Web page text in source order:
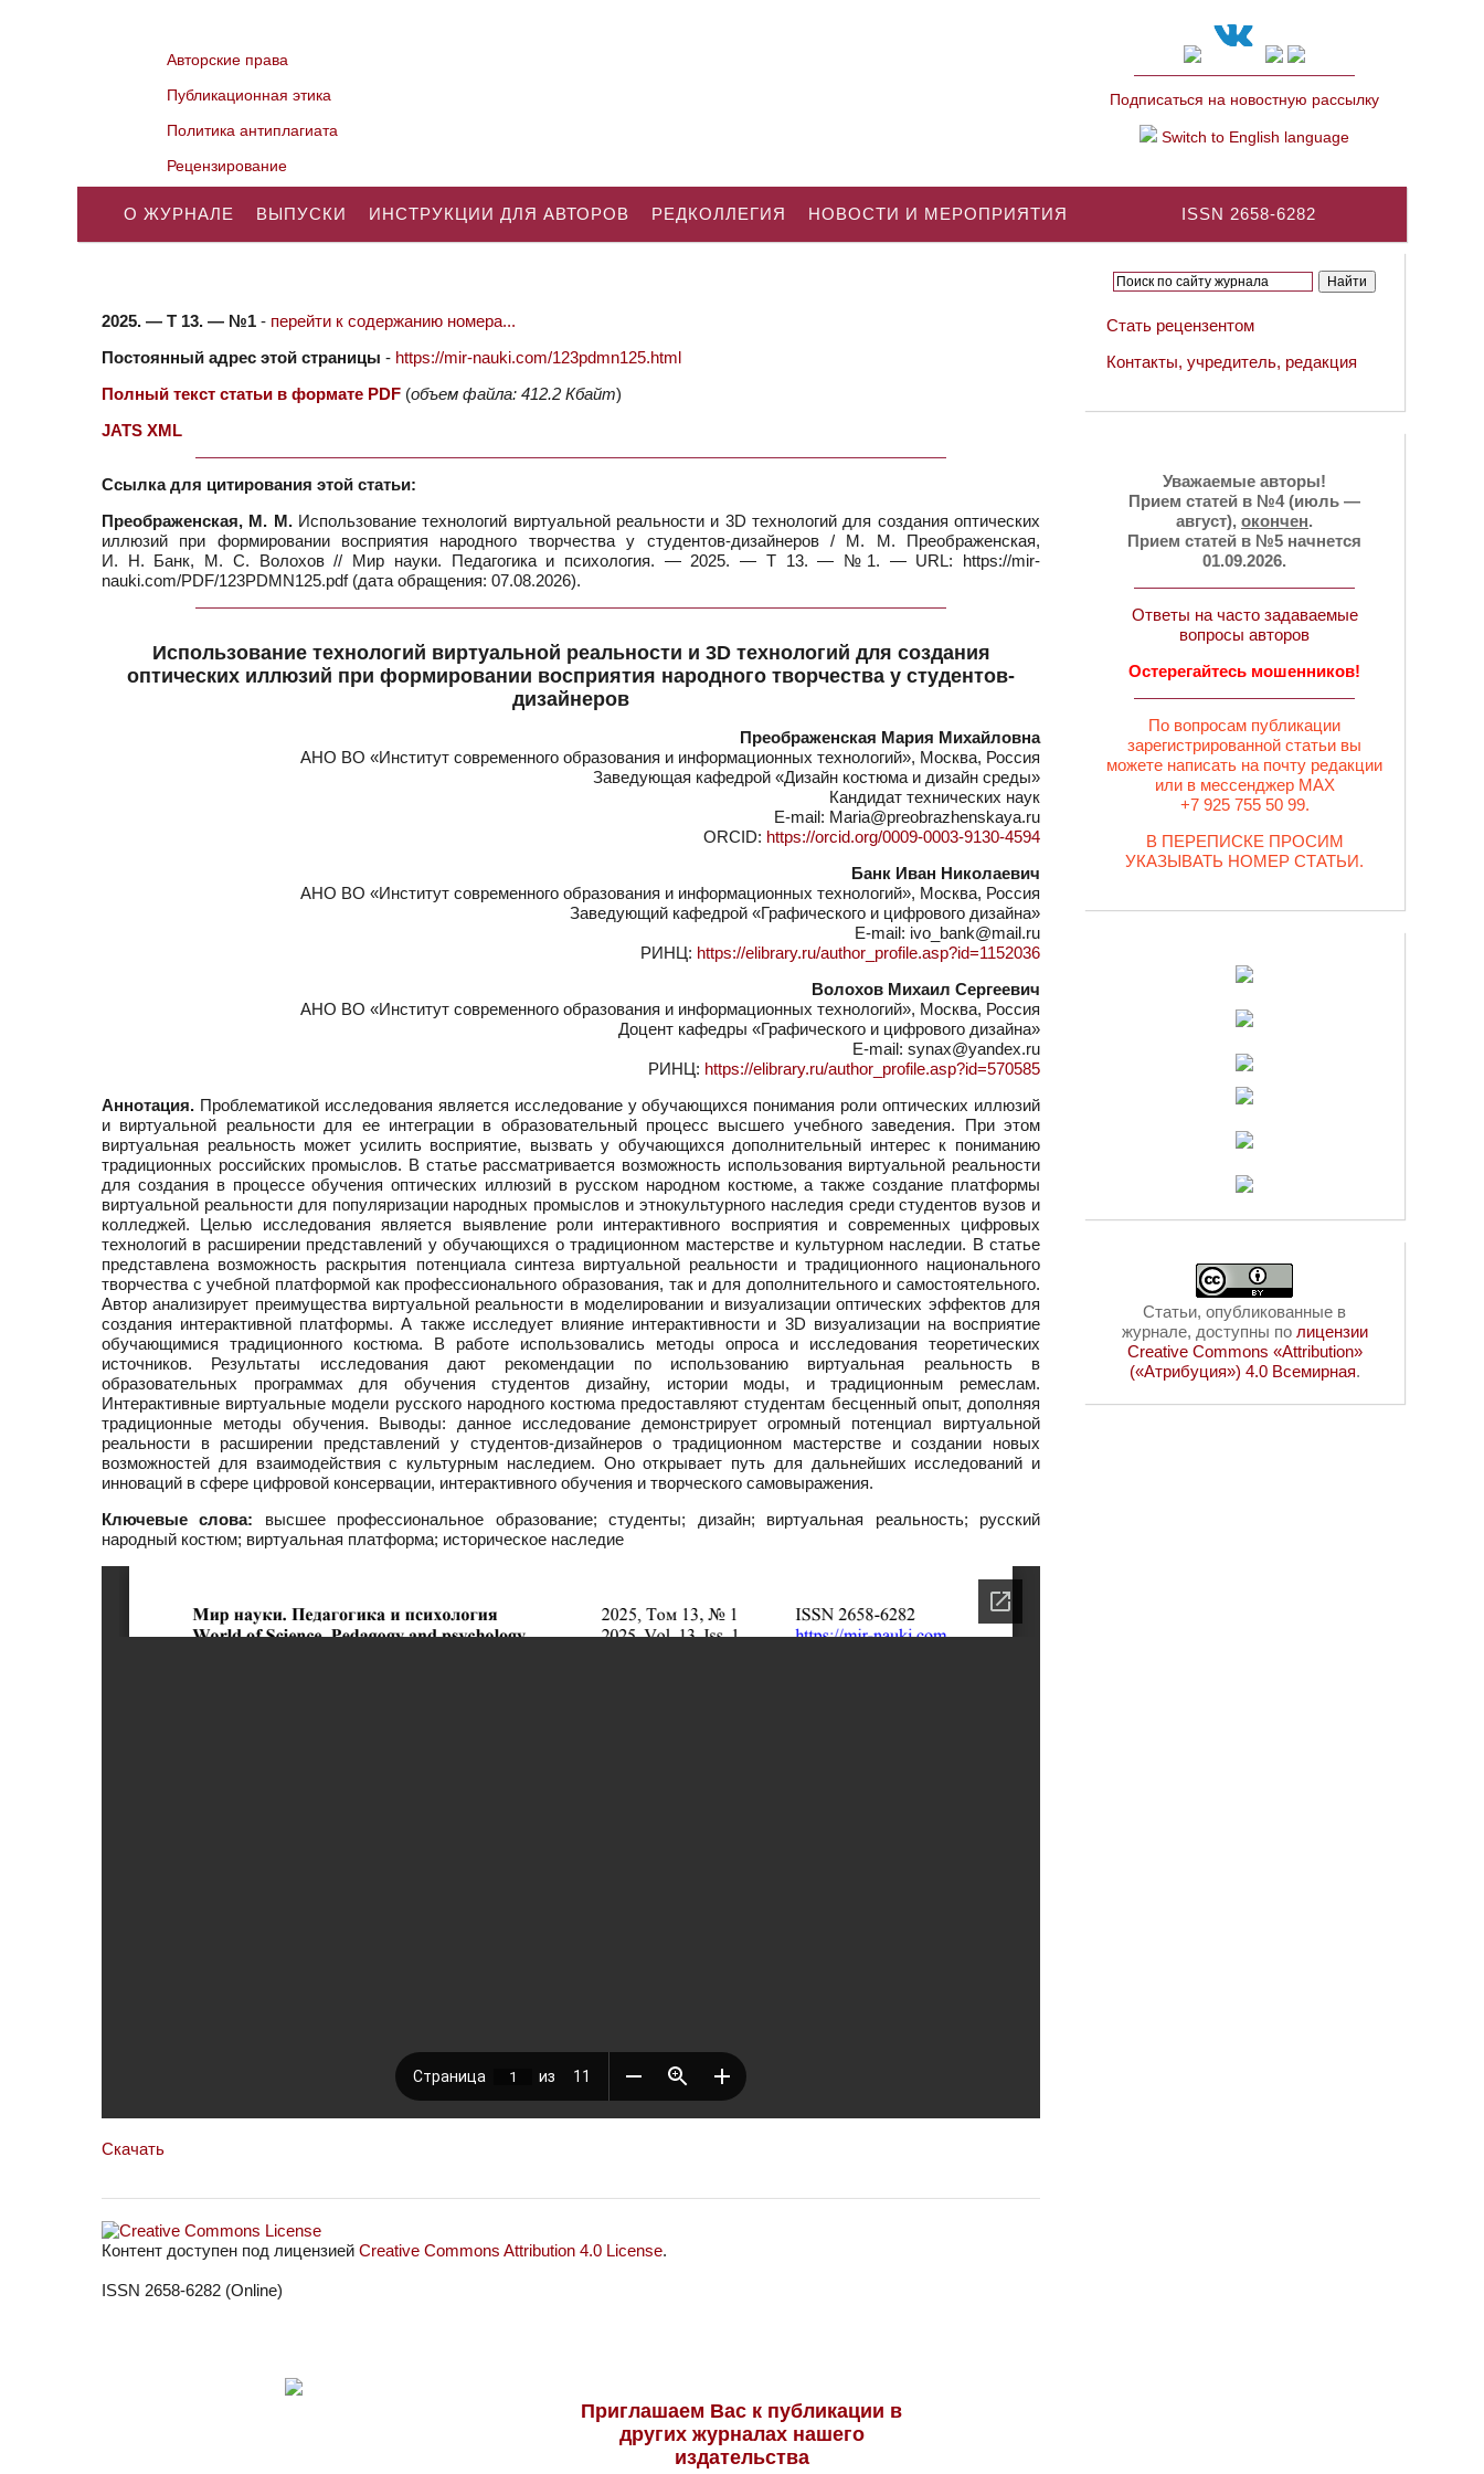
Авторские права
Публикационная этика
Политика антиплагиата
Рецензирование
Подписаться на новостную рассылку
Switch to English language
ISSN 2658-6282
О ЖУРНАЛЕ ВЫПУСКИ ИНСТРУКЦИИ ДЛЯ АВТОРОВ РЕДКОЛЛЕГИЯ НОВОСТИ И МЕРОПРИЯТИЯ
2025. — Т 13. — №1 - перейти к содержанию номера...
Постоянный адрес этой страницы - https://mir-nauki.com/123pdmn125.html
Полный текст статьи в формате PDF (объем файла: 412.2 Кбайт)
JATS XML
Ссылка для цитирования этой статьи:
Преображенская, М. М.Использование технологий виртуальной реальности и 3D технологий для создания оптических
иллюзий при формировании восприятия народного творчества у студентов-дизайнеров / М. М. Преображенская,
И. Н. Банк, М. С. Волохов // Мир науки. Педагогика и психология. — 2025. — Т 13. — №1. — URL: https://mir-
nauki.com/PDF/123PDMN125.pdf (дата обращения: 07.08.2026).
Использование технологий виртуальной реальности и 3D технологий для создания
оптических иллюзий при формировании восприятия народного творчества у студентов-
дизайнеров
Преображенская Мария Михайловна
АНО ВО «Институт современного образования и информационных технологий», Москва, Россия
Заведующая кафедрой «Дизайн костюма и дизайн среды»
Кандидат технических наук
E-mail: Maria@preobrazhenskaya.ru
ORCID: https://orcid.org/0009-0003-9130-4594
Банк Иван Николаевич
АНО ВО «Институт современного образования и информационных технологий», Москва, Россия
Заведующий кафедрой «Графического и цифрового дизайна»
E-mail: ivo_bank@mail.ru
РИНЦ: https://elibrary.ru/author_profile.asp?id=1152036
Волохов Михаил Сергеевич
АНО ВО «Институт современного образования и информационных технологий», Москва, Россия
Доцент кафедры «Графического и цифрового дизайна»
E-mail: synax@yandex.ru
РИНЦ: https://elibrary.ru/author_profile.asp?id=570585
Аннотация. Проблематикой исследования является исследование у обучающихся понимания роли оптических иллюзий
и виртуальной реальности для ее интеграции в образовательный процесс высшего учебного заведения. При этом
виртуальная реальность может усилить восприятие, вызвать у обучающихся дополнительный интерес к пониманию
традиционных российских промыслов. В статье рассматривается возможность использования виртуальной реальности
для создания в процессе обучения оптических иллюзий в русском народном костюме, а также создание платформы
виртуальной реальности для популяризации народных промыслов и этнокультурного наследия среди студентов вузов и
колледжей. Целью исследования является выявление роли интерактивного восприятия и современных цифровых
технологий в расширении представлений у обучающихся о традиционном мастерстве и культурном наследии. В статье
представлена возможность раскрытия потенциала синтеза виртуальной реальности и традиционного национального
творчества с учебной платформой как профессионального образования, так и для дополнительного и самостоятельного.
Автор анализирует преимущества виртуальной реальности в моделировании и визуализации оптических эффектов для
создания интерактивной платформы. А также исследует влияние интерактивности и 3D визуализации на восприятие
обучающимися традиционного костюма. В работе использовались методы опроса и исследования теоретических
источников. Результаты исследования дают рекомендации по использованию виртуальная реальность в
образовательных программах для обучения студентов дизайну, истории моды, и традиционным ремеслам.
Интерактивные виртуальные модели русского народного костюма предоставляют студентам бесценный опыт, дополняя
традиционные методы обучения. Выводы: данное исследование демонстрирует огромный потенциал виртуальной
реальности в расширении представлений у студентов-дизайнеров о традиционном мастерстве и создании новых
возможностей для взаимодействия с культурным наследием. Оно открывает путь для дальнейших исследований и
инноваций в сфере цифровой консервации, интерактивного обучения и творческого самовыражения.
Ключевые слова: высшее профессиональное образование; студенты; дизайн; виртуальная реальность; русский
народный костюм; виртуальная платформа; историческое наследие
Скачать
Контент доступен под лицензией Creative Commons Attribution 4.0 License.
ISSN 2658-6282 (Online)
Стать рецензентом
Контакты, учредитель, редакция
Уважаемые авторы!
Прием статей в №4 (июль —
август), окончен.
Прием статей в №5 начнется
01.09.2026.
Ответы на часто задаваемые
вопросы авторов
Остерегайтесь мошенников!
По вопросам публикации
зарегистрированной статьи вы
можете написать на почту редакции
или в мессенджер MAX
+7 925 755 50 99.
В ПЕРЕПИСКЕ ПРОСИМ
УКАЗЫВАТЬ НОМЕР СТАТЬИ.
Статьи, опубликованные в
журнале, доступны по лицензии
Creative Commons «Attribution»
(«Атрибуция») 4.0 Всемирная.
Приглашаем Вас к публикации в
других журналах нашего
издательства